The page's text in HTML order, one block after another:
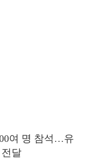
여 명 참석…유
달